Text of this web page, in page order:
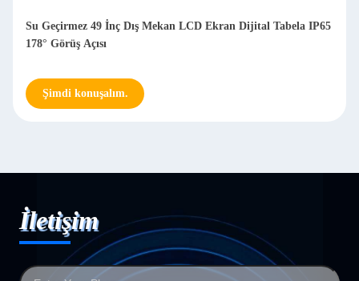
Su Geçirmez 49 İnç Dış Mekan LCD Ekran Dijital Tabela IP65
178° Görüş Açısı
Şimdi konuşalım.
İletişim